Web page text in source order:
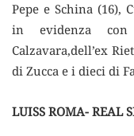
Pepe e Schina (16),
in evidenza
Calzavara,dell’ex
di Zucca e i dieci di
LUISS ROMA- REAL